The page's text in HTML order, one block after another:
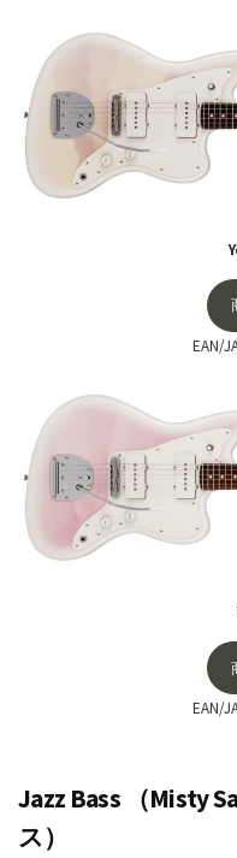
EAN/
EAN/
Jazz Bass （Misty
ス）